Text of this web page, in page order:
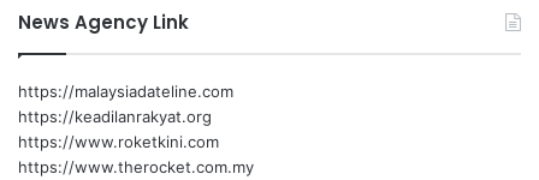
6
s
t
i
k
a
n
News Agency Link
https://malaysiadateline.com
https://keadilanrakyat.org
https://www.roketkini.com
https://www.therocket.com.my